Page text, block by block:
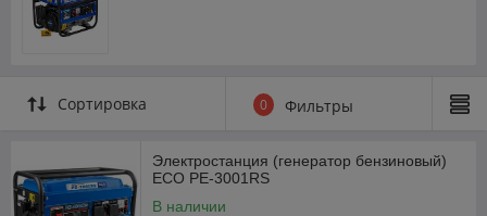
Сортировка 0 Фильтры
Электростанция (генератор бензиновый)
ECO PE-3001RS
В наличии